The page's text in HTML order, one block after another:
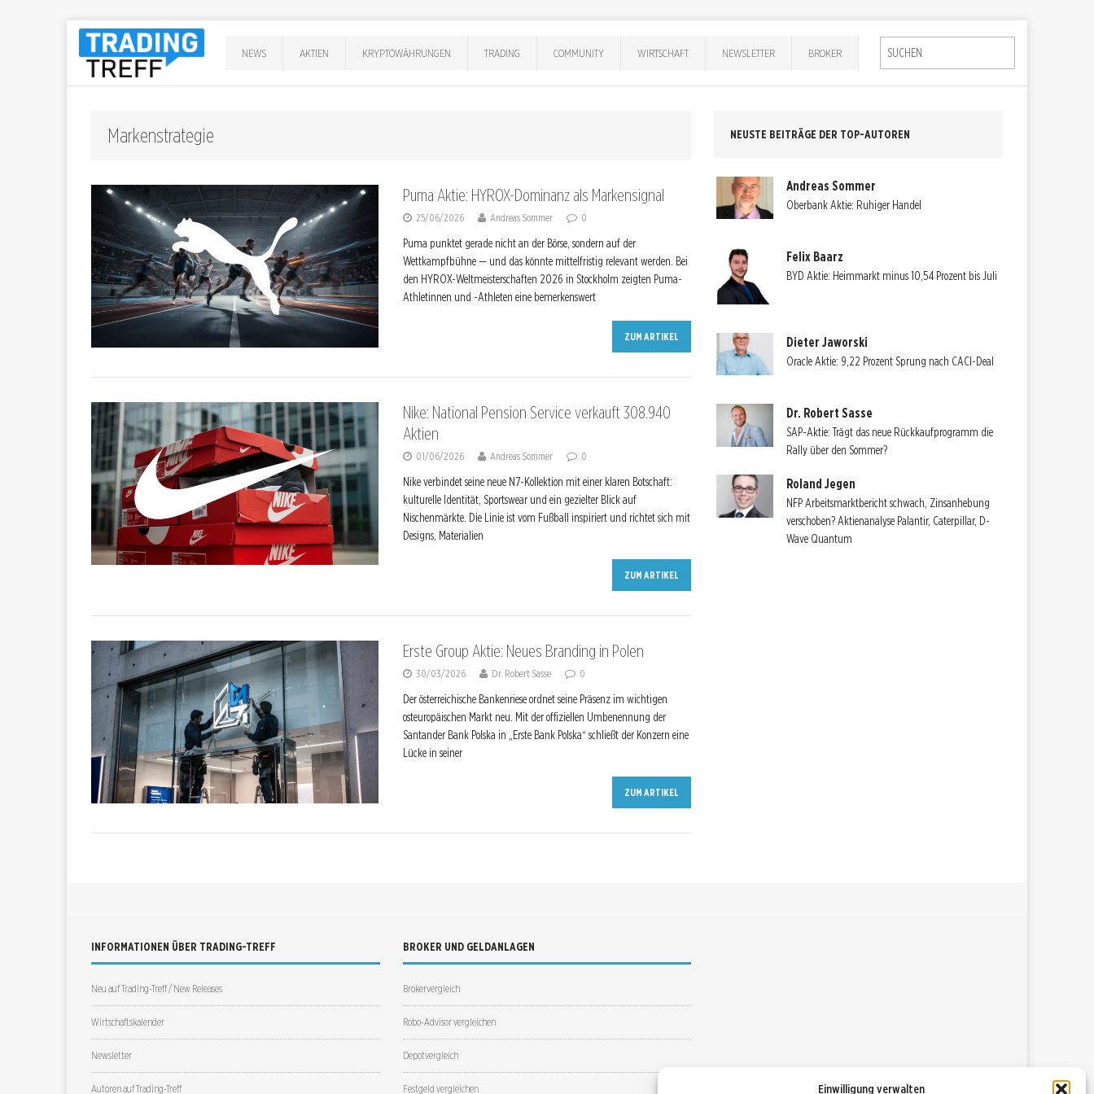
Einwilligung verwalten
NEWS AKTIEN KRYPTOWÄHRUNGEN TRADING COMMUNITY WIRTSCHAFT NEWSLETTER BROKER
Markenstrategie
Puma Aktie: HYROX-Dominanz als Markensignal
25/06/2026 Andreas Sommer 0
Puma punktet gerade nicht an der Börse, sondern auf der
Wettkampfbühne — und das könnte mittelfristig relevant werden. Bei
den HYROX-Weltmeisterschaften 2026 in Stockholm zeigten Puma-
Athletinnen und -Athleten eine bemerkenswert
ZUM ARTIKEL
Nike: National Pension Service verkauft 308.940
Aktien
01/06/2026 Andreas Sommer 0
Nike verbindet seine neue N7-Kollektion mit einer klaren Botschaft:
kulturelle Identität, Sportswear und ein gezielter Blick auf
Nischenmärkte. Die Linie ist vom Fußball inspiriert und richtet sich mit
Designs, Materialien
ZUM ARTIKEL
Erste Group Aktie: Neues Branding in Polen
30/03/2026 Dr. Robert Sasse 0
Der österreichische Bankenriese ordnet seine Präsenz im wichtigen
osteuropäischen Markt neu. Mit der offiziellen Umbenennung der
Santander Bank Polska in „Erste Bank Polska“ schließt der Konzern eine
Lücke in seiner
ZUM ARTIKEL
NEUSTE BEITRÄGE DER TOP-AUTOREN
Andreas Sommer
Oberbank Aktie: Ruhiger Handel
Felix Baarz
BYD Aktie: Heimmarkt minus 10,54 Prozent bis Juli
Dieter Jaworski
Oracle Aktie: 9,22 Prozent Sprung nach CACI-Deal
Dr. Robert Sasse
SAP-Aktie: Trägt das neue Rückkaufprogramm die
Rally über den Sommer?
Roland Jegen
NFP Arbeitsmarktbericht schwach, Zinsanhebung
verschoben? Aktienanalyse Palantir, Caterpillar, D-
Wave Quantum
INFORMATIONEN ÜBER TRADING-TREFF
Neu auf Trading-Treff / New Releases
Wirtschaftskalender
Newsletter
Autoren auf Trading-Treff
BROKER UND GELDANLAGEN
Brokervergleich
Robo-Advisor vergleichen
Depotvergleich
Festgeld vergleichen